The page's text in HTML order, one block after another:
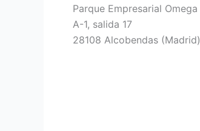
Parque Empresarial Omega
A-1, salida 17
28108 Alcobendas (Madrid)